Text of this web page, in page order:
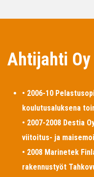
Ahtijahti
• 2006-10
koulutusaluksena
• 2007-2008 Destia
viitoitus- ja
• 2008 Marinetek
rakennustyöt